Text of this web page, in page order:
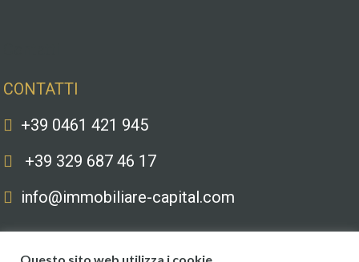
CONTATTI
+39 0461 421 945
+39 329 687 46 17
info@immobiliare-capital.com